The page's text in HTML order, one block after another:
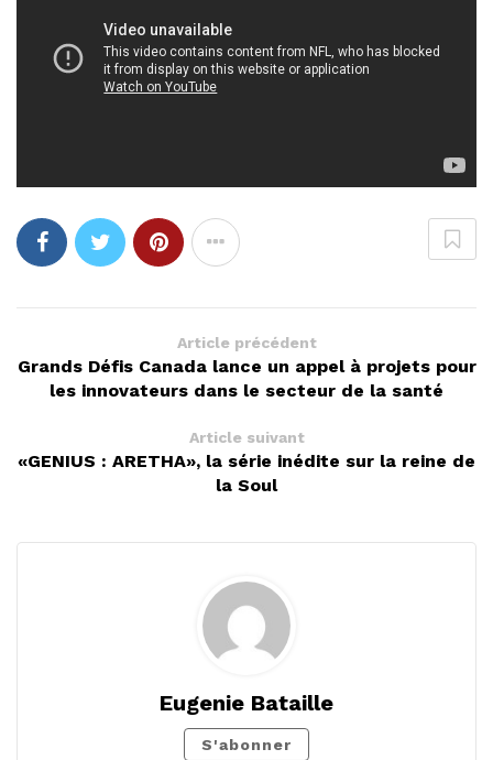
Article précédent
Grands Défis Canada lance un appel à projets pour
les innovateurs dans le secteur de la santé
Article suivant
«GENIUS : ARETHA», la série inédite sur la reine de
la Soul
Eugenie Bataille
S'abonner